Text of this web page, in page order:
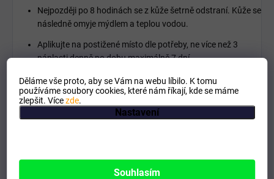
Děláme vše proto, aby se Vám na webu líbilo. K tomu
používáme soubory cookies, které nám říkají, kde se máme
zlepšit. Vícezde.
Nastavení
Souhlasím
Nejpozději po 8 hodinách se z kůže šetrně odstraní. Kůže se
následně omyje mýdlem a teplou vodou.
Aplikujte na postižené místo dle potřeby, ne více než 3
náplasti denně po dobu maximálně 7 dní.
Další aplikace náplasti na stejném místě se provádí
zpravidla po týdenní až 14 denní přestávce. Ošetřené místo
se nepřekrývá dalším obvazem a nezahřívá se.
Olibanum 12,5 %.